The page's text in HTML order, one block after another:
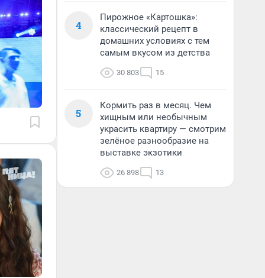
4
Пирожное «Картошка»:
классический рецепт в
домашних условиях с тем
самым вкусом из детства
30 803 15
5
Кормить раз в месяц. Чем
хищным или необычным
украсить квартиру — смотрим
зелёное разнообразие на
выставке экзотики
26 898 13